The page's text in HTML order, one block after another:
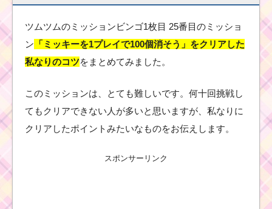
ツムツムのミッションビンゴ1枚目 25番目のミッショ
ン 「ミッキーを1プレイで100個消そう」をクリアした
私なりのコツをまとめてみました。
このミッションは、とても難しいです。何十回挑戦し
てもクリアできない人が多いと思いますが、私なりに
クリアしたポイントみたいなものをお伝えします。
スポンサーリンク